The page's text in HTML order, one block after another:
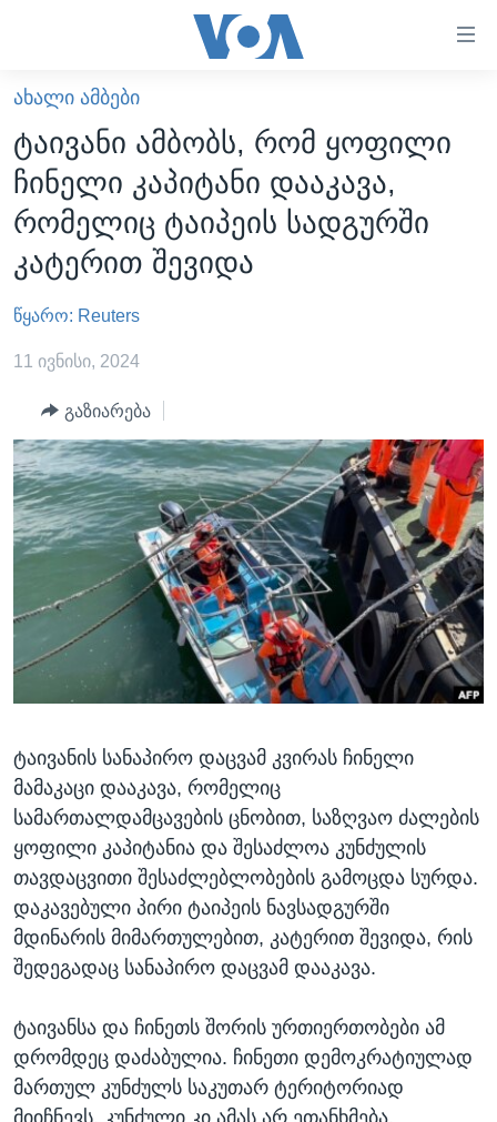
ხელმისაწვდომობისთვის
გადადით
გადადით
მთავარ
ნავიგაციაზე
გადადით
ძიებაზე
ᲐᲮᲐᲚᲘ ᲐᲛᲑᲔᲑᲘ
ᲡᲐᲥᲐᲠᲗᲕᲔᲚᲝ
ᲐᲨᲨ
ᲐᲨᲨ-ᲘᲡ ᲐᲠᲩᲔᲕᲜᲔᲑᲘ 2024
ᲛᲡᲝᲤᲚᲘᲝ
ᲕᲘᲓᲔᲝᲔᲑᲘ
ᲒᲐᲓᲐᲪᲔᲛᲔᲑᲘ
ᲕᲐᲨᲘᲜᲒᲢᲝᲜᲘ ᲓᲦᲔᲡ
ᲮᲔᲓᲕᲐ ᲕᲐᲨᲘᲜᲒᲢᲝᲜᲘᲓᲐᲜ
ᲡᲢᲣᲓᲘᲐ ᲕᲐᲨᲘᲜᲒᲢᲝᲜᲘ
ᲡᲮᲕᲐ ᲡᲘᲐᲮᲚᲔᲔᲑᲘ
ᲞᲝᲚᲘᲢᲘᲙᲐ
ᲔᲙᲝᲜᲝᲛᲘᲙᲐ
ᲯᲐᲜᲛᲠᲗᲔᲚᲝᲑᲐ
ᲛᲔᲪᲜᲘᲔᲠᲔᲑᲐ
ᲘᲜᲢᲔᲠᲕᲘᲣ
ᲙᲣᲚᲢᲣᲠᲐ
ᲓᲔᲖᲘᲜᲤᲝᲠᲛᲐᲪᲘᲐ
ᲠᲣᲡᲔᲗᲘᲡ ᲨᲔᲭᲠᲐ ᲣᲙᲠᲐᲘᲜᲐᲨᲘ
Learning English
ᲗᲕᲐᲚᲘ ᲒᲕᲐᲓᲔᲕᲜᲔᲗ
ენები
ᲐᲮᲐᲚᲘ ᲐᲛᲑᲔᲑᲘ
ტაივანი ამბობს, რომ ყოფილი
ჩინელი კაპიტანი დააკავა,
რომელიც ტაიპეის სადგურში
კატერით შევიდა
წყარო: Reuters
11 ივნისი, 2024
გაზიარება
ტაივანის სანაპირო დაცვამ კვირას ჩინელი
მამაკაცი დააკავა, რომელიც
სამართალდამცავების ცნობით, საზღვაო ძალების
ყოფილი კაპიტანია და შესაძლოა კუნძულის
თავდაცვითი შესაძლებლობების გამოცდა სურდა.
დაკავებული პირი ტაიპეის ნავსადგურში
მდინარის მიმართულებით, კატერით შევიდა, რის
შედეგადაც სანაპირო დაცვამ დააკავა.
ტაივანსა და ჩინეთს შორის ურთიერთობები ამ
დრომდეც დაძაბულია. ჩინეთი დემოკრატიულად
მართულ კუნძულს საკუთარ ტერიტორიად